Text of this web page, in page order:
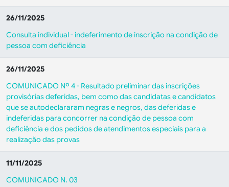
26/11/2025
Consulta individual - indeferimento de inscrição na condição de
pessoa com deficiência
26/11/2025
COMUNICADO Nº 4 - Resultado preliminar das inscrições
provisórias deferidas, bem como das candidatas e candidatos
que se autodeclararam negras e negros, das deferidas e
indeferidas para concorrer na condição de pessoa com
deficiência e dos pedidos de atendimentos especiais para a
realização das provas
11/11/2025
COMUNICADO N. 03